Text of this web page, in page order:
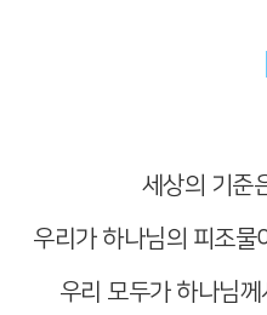
세상의 기준
우리가 하나님의 피조물
우리 모두가 하나님